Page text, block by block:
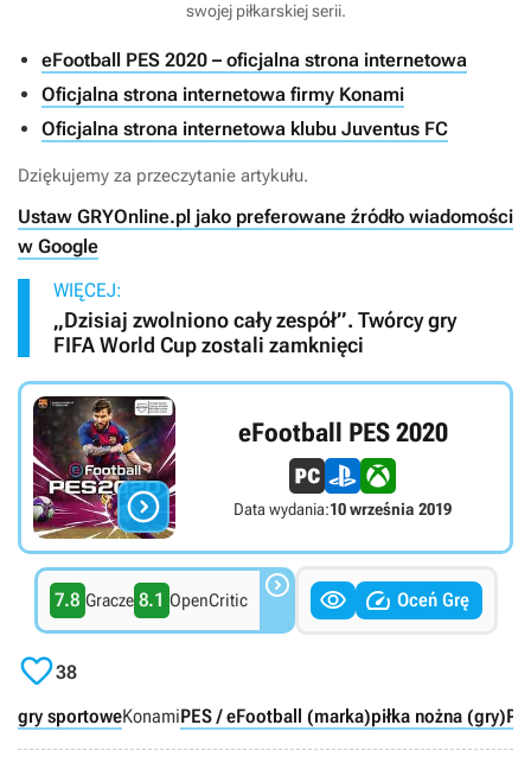
swojej piłkarskiej serii.
eFootball PES 2020 – oficjalna strona internetowa
Oficjalna strona internetowa firmy Konami
Oficjalna strona internetowa klubu Juventus FC
Dziękujemy za przeczytanie artykułu.
Ustaw GRYOnline.pl jako preferowane źródło wiadomości
w Google
WIĘCEJ:
„Dzisiaj zwolniono cały zespół”. Twórcy gry
FIFA World Cup zostali zamknięci

eFootball PES 2020
Data wydania:10 września 2019
7.8 Gracze 8.1 OpenCritic    Oceń Grę
38
gry sportoweKonamiPES / eFootball (marka)piłka nożna (gry)PC